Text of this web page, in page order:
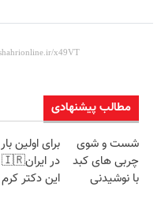
مطالب پیشنهادی
شست و شوی
چربی های کبد
با نوشیدنی
برای اولین بار
در ایران🇮🇷
این دکتر کرم